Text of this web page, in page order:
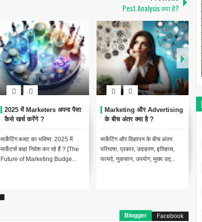
Pest Analysis क्या है?
2025 में Marketers अपना पैसा
कैसे खर्च करेंगे ?
मार्केटिंग बजट का भविष्य: 2025 में
मार्केटर्स कहां निवेश कर रहे हैं ? [The
Future of Marketing Budge...
Marketing और Advertising
के बीच अंतर क्या है ?
मार्केटिंग और विज्ञापन के बीच अंतर:
परिभाषा, प्रकार, उदाहरण, इतिहास,
फायदे, नुकसान, उपयोग, मुख्य उद्...
Blogger Facebook